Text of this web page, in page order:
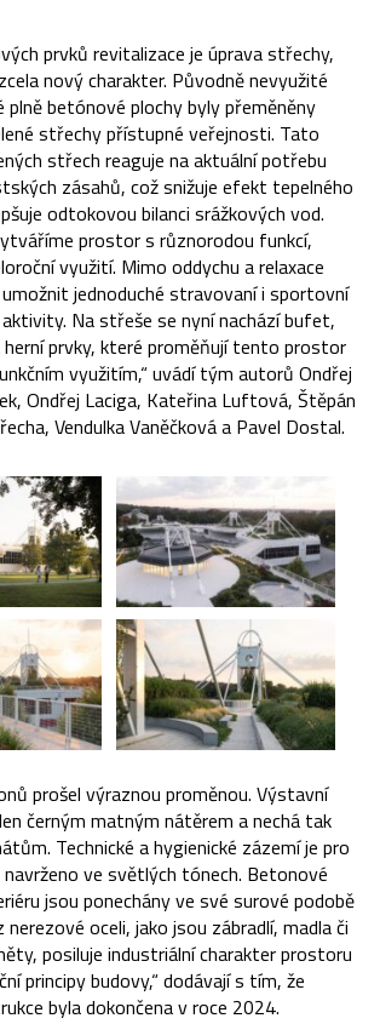
prvků revitalizace je úprava střechy,
nový charakter. Původně nevyužité
plně betónové plochy byly přeměněny
střechy přístupné veřejnosti. Tato
střech reaguje na aktuální potřebu
zásahů, což snižuje efekt tepelného
odtokovou bilanci srážkových vod.
prostor s různorodou funkcí,
využití. Mimo oddychu a relaxace
jednoduché stravovaní i sportovní
Na střeše se nyní nachází bufet,
herní prvky, které proměňují tento prostor
využitím,“ uvádí tým autorů Ondřej
Ondřej Laciga, Kateřina Luftová, Štěpán
Vendulka Vaněčková a Pavel Dostal.
prošel výraznou proměnou. Výstavní
černým matným nátěrem a nechá tak
Technické a hygienické zázemí je pro
ve světlých tónech. Betonové
jsou ponechány ve své surové podobě
oceli, jako jsou zábradlí, madla či
posiluje industriální charakter prostoru
principy budovy,“ dodávají s tím, že
byla dokončena v roce 2024.